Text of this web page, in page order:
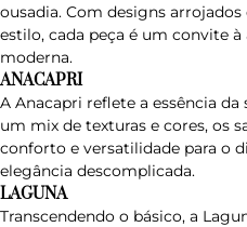
ousadia. Com designs
estilo, cada peça é um convite
moderna.
ANACAPRI
A Anacapri reflete a essência
um mix de texturas e cores, os
conforto e versatilidade para o
elegância descomplicada.
LAGUNA
Transcendendo o básico, a